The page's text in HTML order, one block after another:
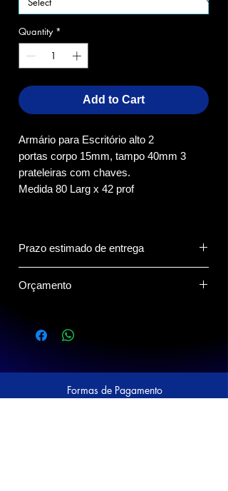
Quantity *
Add to Cart
Armário para Escritório alto 2
portas corpo 15mm, tampo 40mm 3
prateleiras com chaves.
Medida 80 Larg x 42 prof
Prazo estimado de entrega
Orçamento
vendedor.
Formas de Pagamento